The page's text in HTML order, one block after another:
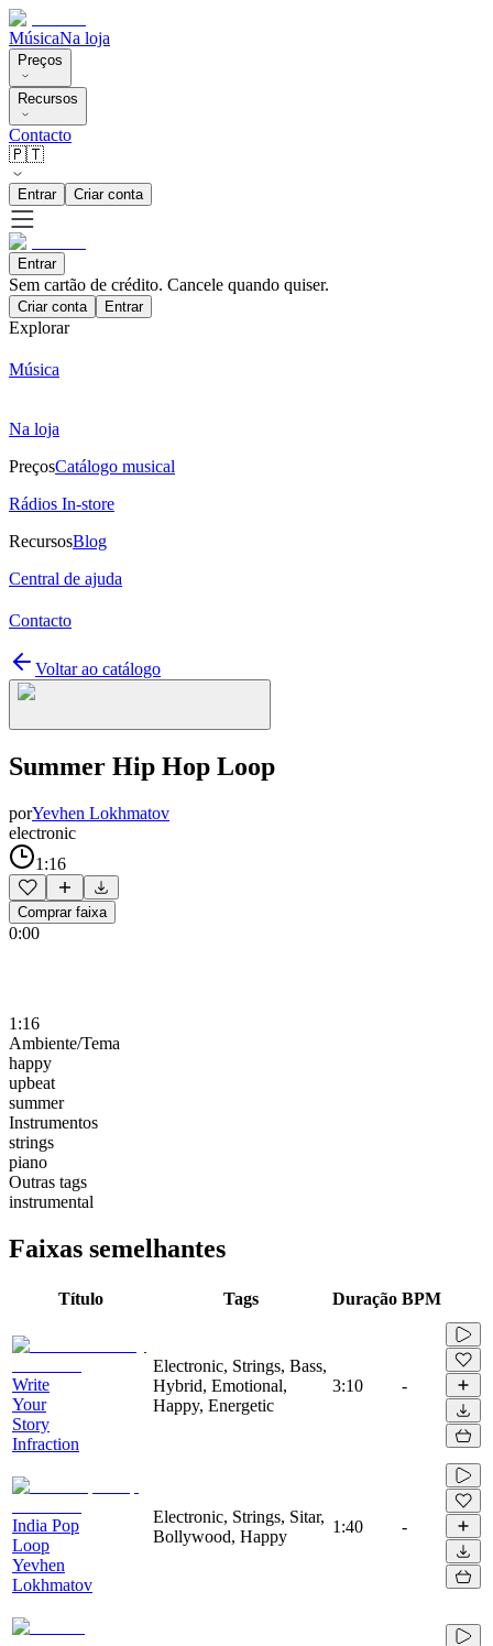
MúsicaNa loja
Preços
Recursos
Contacto
🇵🇹
Entrar Criar conta
Entrar
Sem cartão de crédito. Cancele quando quiser.
Criar conta Entrar
Explorar
Música
Na loja
PreçosCatálogo musical
Rádios In-store
RecursosBlog
Central de ajuda
Contacto
Voltar ao catálogo
Summer Hip Hop Loop
porYevhen Lokhmatov
electronic
1:16
Comprar faixa
0:00
1:16
Ambiente/Tema
happy
upbeat
summer
Instrumentos
strings
piano
Outras tags
instrumental
Faixas semelhantes
Título Tags Duração BPM
Write
Your
Story
Infraction
Electronic, Strings, Bass,
Hybrid, Emotional,
Happy, Energetic
3:10 -
India Pop
Loop
Yevhen
Lokhmatov
Electronic, Strings, Sitar,
Bollywood, Happy
1:40 -